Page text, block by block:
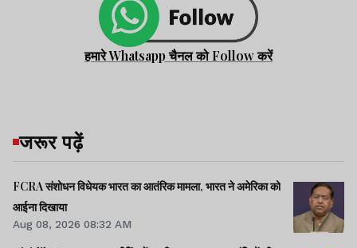
हमारे Whatsapp चैनल को Follow करें
जरूर पढ़ें
FCRA संशोधन विधेयक भारत का आतंरिक मामला, भारत ने अमेरिका को
आईना दिखाया
Aug 08, 2026 08:32 AM